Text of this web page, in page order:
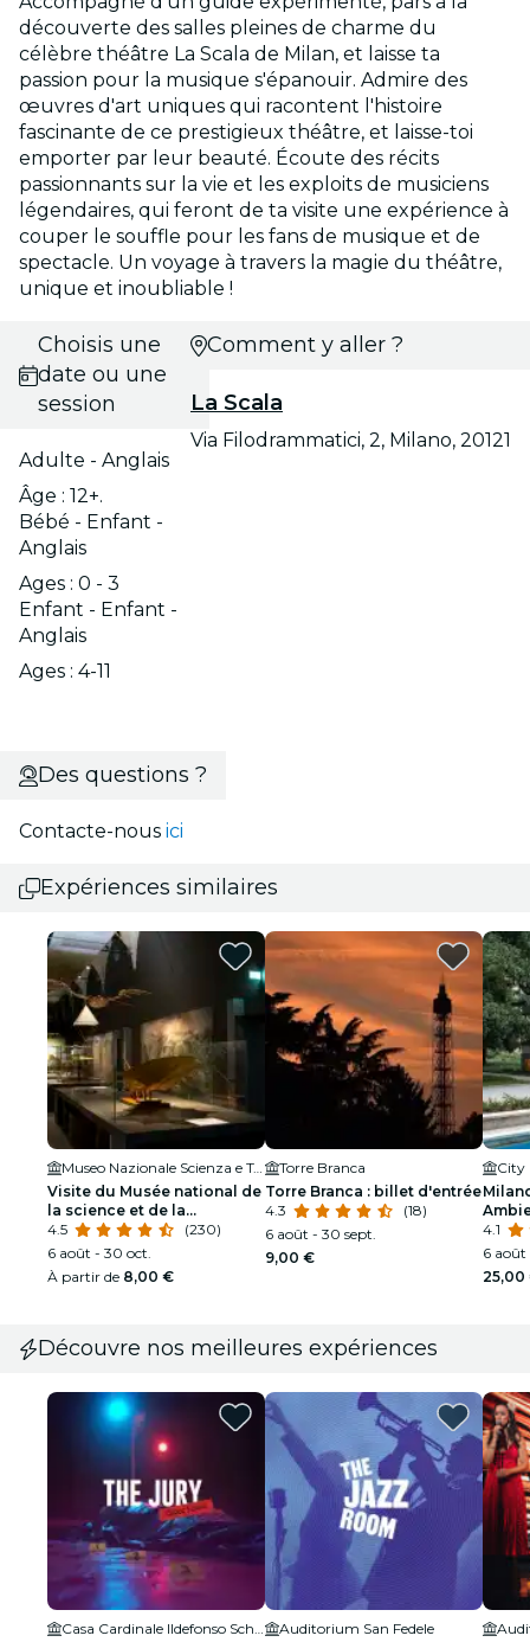
découverte des salles pleines de charme du
célèbre théâtre La Scala de Milan, et laisse ta
passion pour la musique s'épanouir. Admire des
œuvres d'art uniques qui racontent l'histoire
fascinante de ce prestigieux théâtre, et laisse-toi
emporter par leur beauté. Écoute des récits
passionnants sur la vie et les exploits de musiciens
légendaires, qui feront de ta visite une expérience à
couper le souffle pour les fans de musique et de
spectacle. Un voyage à travers la magie du théâtre,
unique et inoubliable !
Choisis une
date ou une
session
Adulte - Anglais
Âge : 12+.
Bébé - Enfant -
Anglais
Ages : 0 - 3
Enfant - Enfant -
Anglais
Ages : 4-11
Comment y aller ?
La Scala
Via Filodrammatici, 2, Milano, 20121
Des questions ?
Contacte-nous ici
Expériences similaires
Museo Nazionale Scienza e Tecnologia Leonardo da Vinci
Visite du Musée national de
la science et de la
technologie Leonardo da
Vinci
4.5
(230)
6 août - 30 oct.
À partir de 8,00 €
Torre Branca
Torre Branca : billet d'entrée
4.3
(18)
6 août - 30 sept.
9,00 €
City
4
4.1
6 août
25,00
Découvre nos meilleures expériences
Casa Cardinale Ildefonso Schuster
Auditorium San Fedele